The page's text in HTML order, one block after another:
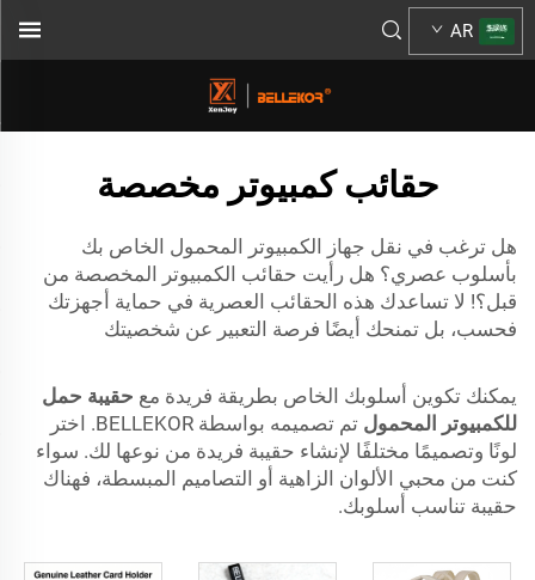
AR
حقائب كمبيوتر مخصصة
هل ترغب في نقل جهاز الكمبيوتر المحمول الخاص بك
بأسلوب عصري؟ هل رأيت حقائب الكمبيوتر المخصصة من
قبل؟! لا تساعدك هذه الحقائب العصرية في حماية أجهزتك
فحسب، بل تمنحك أيضًا فرصة التعبير عن شخصيتك
يمكنك تكوين أسلوبك الخاص بطريقة فريدة مع حقيبة حمل
للكمبيوتر المحمول
تم تصميمه بواسطة BELLEKOR. اختر
لونًا وتصميمًا مختلفًا لإنشاء حقيبة فريدة من نوعها لك. سواء
كنت من محبي الألوان الزاهية أو التصاميم المبسطة، فهناك
حقيبة تناسب أسلوبك.